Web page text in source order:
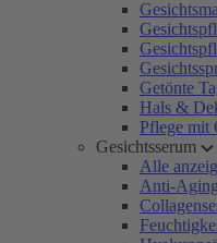
Getönte
Hals &
Pflege mit
Gesichtsserum
Alle
Anti-